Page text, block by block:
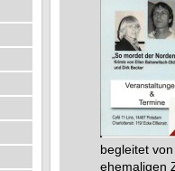
begleitet
ehemaligen